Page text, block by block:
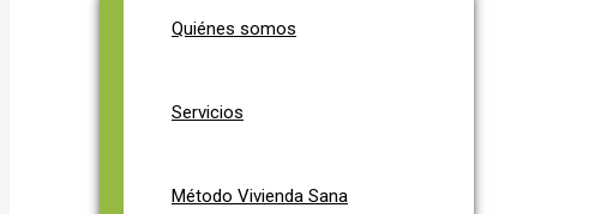
Quiénes somos
Servicios
Método Vivienda Sana